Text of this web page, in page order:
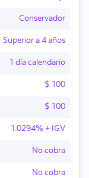
Conservador
Superior a 4 años
1 día calendario
$ 100
$ 100
1.0294% + IGV
No cobra
No cobra